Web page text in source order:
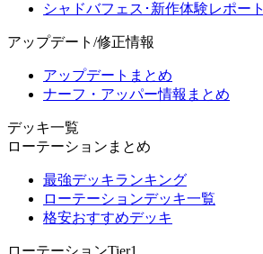
シャドバフェス･新作体験レポート
アップデート/修正情報
アップデートまとめ
ナーフ・アッパー情報まとめ
デッキ一覧
ローテーションまとめ
最強デッキランキング
ローテーションデッキ一覧
格安おすすめデッキ
ローテーションTier1